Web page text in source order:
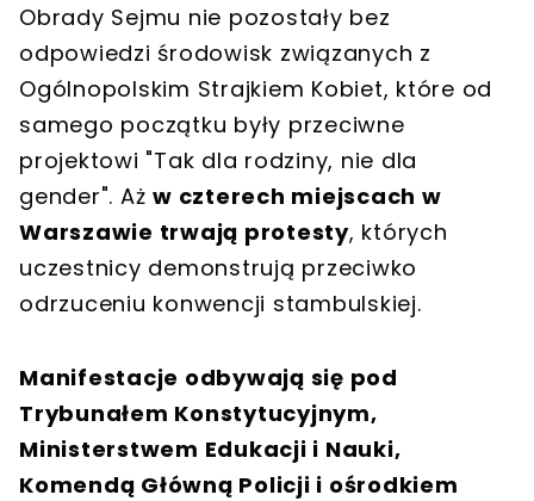
Obrady Sejmu nie pozostały bez
odpowiedzi środowisk związanych z
Ogólnopolskim Strajkiem Kobiet, które od
samego początku były przeciwne
projektowi "Tak dla rodziny, nie dla
gender". Aż w czterech miejscach w
Warszawie trwają protesty, których
uczestnicy demonstrują przeciwko
odrzuceniu konwencji stambulskiej.
Manifestacje odbywają się pod
Trybunałem Konstytucyjnym,
Ministerstwem Edukacji i Nauki,
Komendą Główną Policji i ośrodkiem